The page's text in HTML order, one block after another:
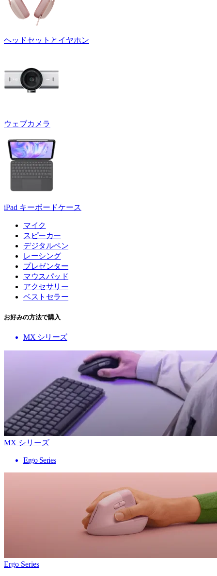
ヘッドセットとイヤホン
ウェブカメラ
iPad キーボードケース
マイク
スピーカー
デジタルペン
レーシング
プレゼンター
マウスパッド
アクセサリー
ベストセラー
お好みの方法で購入
MX シリーズ
MX シリーズ
Ergo Series
Ergo Series